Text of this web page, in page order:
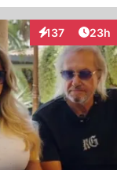
137
Interaktionen
23h